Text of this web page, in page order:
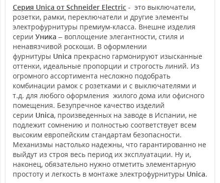
Серия Unica от Schneider Electric - это выключатели,
розетки, рамки, переключатели и другие элементы
электрофурнитуры премиум-класса. Внешне изделия
серии Уника – воплощение элегантности, стиля и
ненавязчивой роскоши. В оформлении
фурнитуры Unica прекрасно гармонируют изысканные
оттенки, идеальные пропорции и строгость линий. Из
огромного ассортимента несложно подобрать
комбинации рамок с розетками и с выключателями и
т.д. для любого оформления жилого дома или офисного
помещения. Безупречное качество изделий
серии Unica, произведенных на заводе в Испании, не
подлежит сомнению и полностью соответствует всем
высоким европейским стандартам безопасности.
Механизмы настолько надежны, что гарантированно не
выйдут из строя весь период их эксплуатации. Ну и,
наконец, обязательно нужно отметить элементарную
простоту и легкость в монтаже электрофурнитуры Unica.